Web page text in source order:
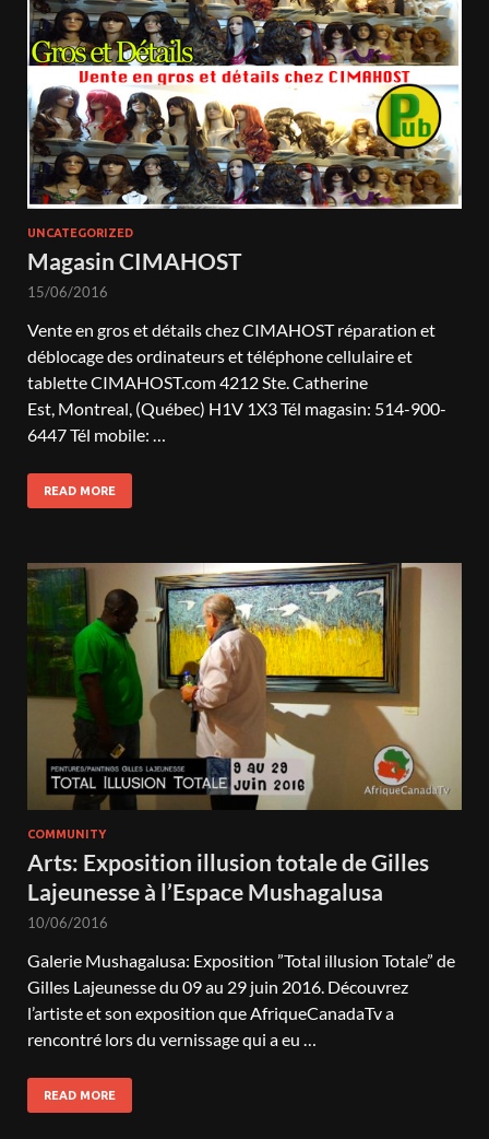
UNCATEGORIZED
Magasin CIMAHOST
15/06/2016
Vente en gros et détails chez CIMAHOST réparation et
déblocage des ordinateurs et téléphone cellulaire et
tablette CIMAHOST.com 4212 Ste. Catherine
Est, Montreal, (Québec) H1V 1X3 Tél magasin: 514-900-
6447 Tél mobile: …
READ MORE
COMMUNITY
Arts: Exposition illusion totale de Gilles
Lajeunesse à l’Espace Mushagalusa
10/06/2016
Galerie Mushagalusa: Exposition ”Total illusion Totale” de
Gilles Lajeunesse du 09 au 29 juin 2016. Découvrez
l’artiste et son exposition que AfriqueCanadaTv a
rencontré lors du vernissage qui a eu …
READ MORE